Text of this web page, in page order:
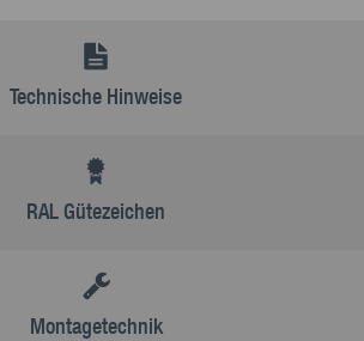
Technische Hinweise
RAL Gütezeichen
Montagetechnik